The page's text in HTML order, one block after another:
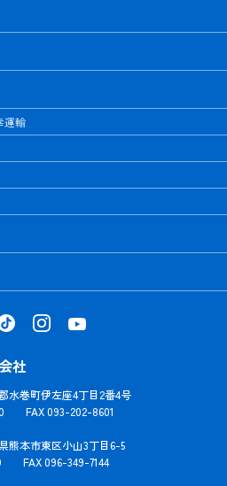
運輸
社
水巻町伊左座4丁目2番4号
FAX 093-202-8601
熊本市東区小山3丁目6-5
FAX 096-349-7144